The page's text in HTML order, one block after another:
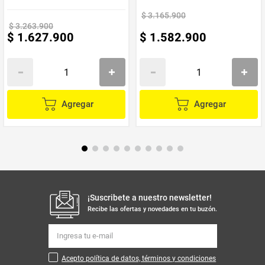
No exponer al sol directamente
No utilizar productos químicos o abrasivos para la limpieza
Rotar el colchón periódicamente para prolongar su vida útil
Combo Base Cama y Colchón Blaser 140 Doble Intermedio
,
disfrutarás de un descanso de calidad y un ambiente acogedor en tu
habitación. ¡Haz de tu espacio un lugar ideal para relajarte!
$3.263.900
$ 1.627.900
Agregar
$3.165.900
$ 1.582.900
Agregar
¡Suscribete a nuestro newsletter!
Recibe las ofertas y novedades en tu buzón.
Acepto política de datos, términos y condiciones